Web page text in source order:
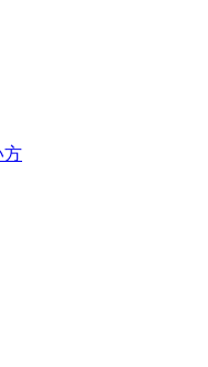
方